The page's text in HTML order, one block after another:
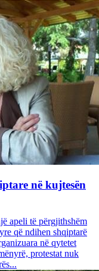
në kujtesën
apeli të përgjithshëm
që ndihen shqiptarë
në qytetet
protestat nuk